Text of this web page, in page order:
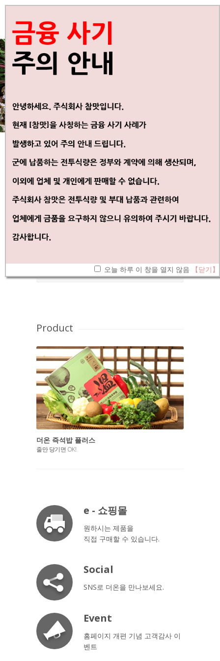
당기면 뜨거워진다! 더온만의 특별한 발열기술
Product
더온 즉석밥 플러스
줄만 당기면 OK!
e - 쇼핑몰
원하시는 제품을
직접 구매할 수 있습니다.
Social
SNS로 더온을 만나보세요.
Event
홈페이지 개편 기념 고객감사 이
벤트
오늘 하루 이 창을 열지 않음 【닫기】